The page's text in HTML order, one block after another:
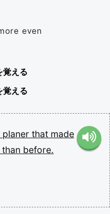
even
覚える
覚える
planer that made
than before.